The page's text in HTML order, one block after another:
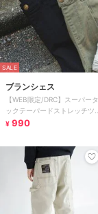
SALE
ブランシェス
【WEB限定/DRC】スーパータ
ックテーパードストレッチツイ
ルパンツ
¥ 990